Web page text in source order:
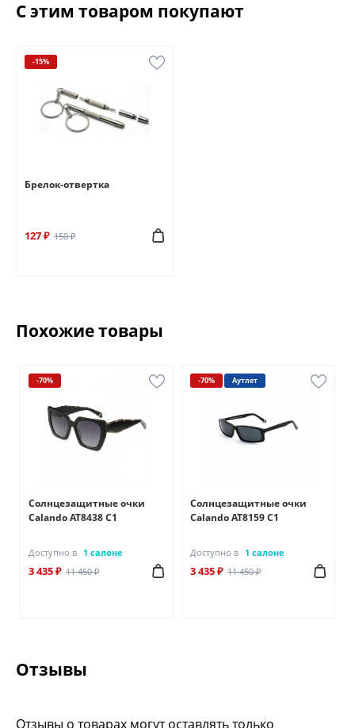
С этим товаром покупают
-15%
Брелок-отвертка
127 ₽ 150 ₽
Похожие товары
-70%
Солнцезащитные очки
Calando AT8438 C1
Доступно в 1 салоне
3 435 ₽ 11 450 ₽
-70% Аутлет
Солнцезащитные очки
Calando AT8159 C1
Доступно в 1 салоне
3 435 ₽ 11 450 ₽
Отзывы
Отзывы о товарах могут оставлять только